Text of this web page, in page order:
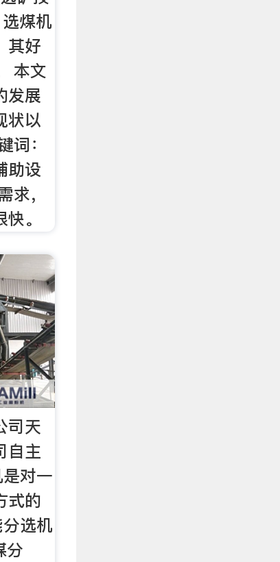
煤机
其好
本文
发展
状以
：
助设
，
。
司天
自主
对一
式的
选机
分